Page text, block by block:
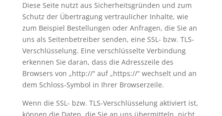
Diese Seite nutzt aus Sicherheitsgründen und zum
Schutz der Übertragung vertraulicher Inhalte, wie
zum Beispiel Bestellungen oder Anfragen, die Sie an
uns als Seitenbetreiber senden, eine SSL- bzw. TLS-
Verschlüsselung. Eine verschlüsselte Verbindung
erkennen Sie daran, dass die Adresszeile des
Browsers von „http://“ auf „https://“ wechselt und an
dem Schloss-Symbol in Ihrer Browserzeile.
Wenn die SSL- bzw. TLS-Verschlüsselung aktiviert ist,